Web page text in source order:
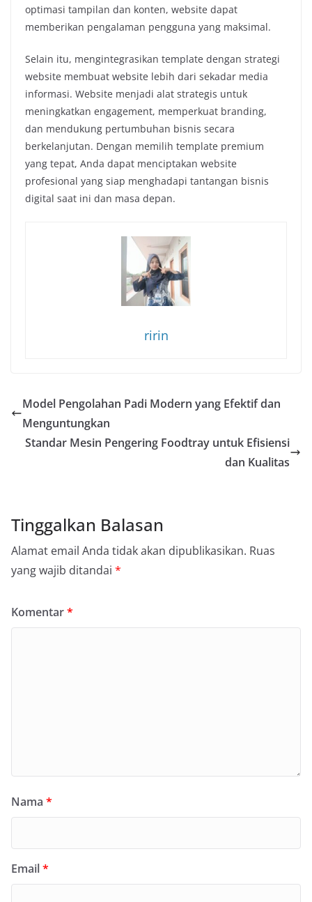
optimasi tampilan dan konten, website dapat
memberikan pengalaman pengguna yang maksimal.
Selain itu, mengintegrasikan template dengan strategi
website membuat website lebih dari sekadar media
informasi. Website menjadi alat strategis untuk
meningkatkan engagement, memperkuat branding,
dan mendukung pertumbuhan bisnis secara
berkelanjutan. Dengan memilih template premium
yang tepat, Anda dapat menciptakan website
profesional yang siap menghadapi tantangan bisnis
digital saat ini dan masa depan.
ririn
Model Pengolahan Padi Modern yang Efektif dan
Menguntungkan
Standar Mesin Pengering Foodtray untuk Efisiensi
dan Kualitas
Tinggalkan Balasan
Alamat email Anda tidak akan dipublikasikan. Ruas
yang wajib ditandai *
Komentar*
Nama *
Email*